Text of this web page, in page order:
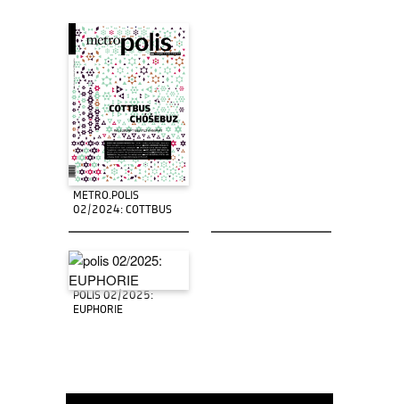
METRO.POLIS
02/2024: COTTBUS
POLIS 02/2025:
EUPHORIE